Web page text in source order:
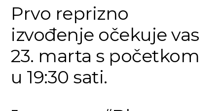
Prvo reprizno
izvođenje očekuje vas
23. marta s početkom
u 19:30 sati.